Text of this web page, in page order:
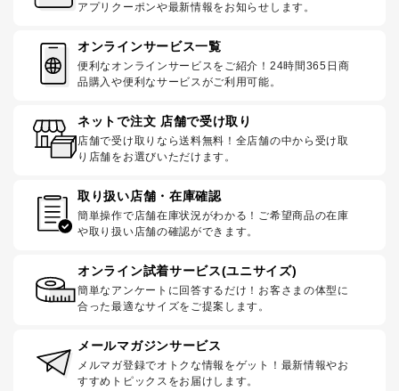
アプリクーポンや最新情報をお知らせします。
オンラインサービス一覧
便利なオンラインサービスをご紹介！24時間365日商
品購入や便利なサービスがご利用可能。
ネットで注文 店舗で受け取り
店舗で受け取りなら送料無料！全店舗の中から受け取
り店舗をお選びいただけます。
取り扱い店舗・在庫確認
簡単操作で店舗在庫状況がわかる！ご希望商品の在庫
や取り扱い店舗の確認ができます。
オンライン試着サービス(ユニサイズ)
簡単なアンケートに回答するだけ！お客さまの体型に
合った最適なサイズをご提案します。
メールマガジンサービス
メルマガ登録でオトクな情報をゲット！最新情報やお
すすめトピックスをお届けします。